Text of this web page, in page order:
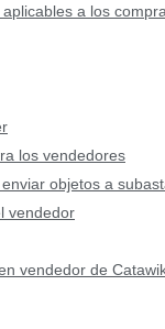
a los
los vendedores
objetos a
vendedor
vendedor de